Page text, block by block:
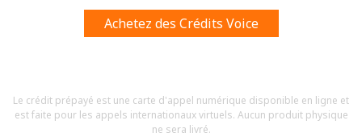
En créant un compte sur ce site, j'accepte les présentes
Conditions générales.
Achetez des Crédits Voice
Le crédit prépayé est une carte d'appel numérique disponible en ligne et
est faite pour les appels internationaux virtuels. Aucun produit physique
ne sera livré.